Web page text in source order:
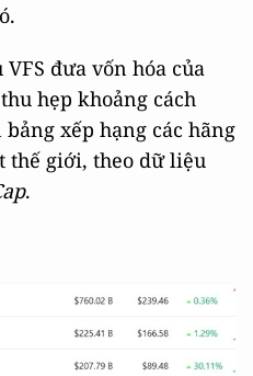
đưa vốn hóa của
hẹp khoảng cách
xếp hạng các hãng
thế giới, theo dữ liệu
.